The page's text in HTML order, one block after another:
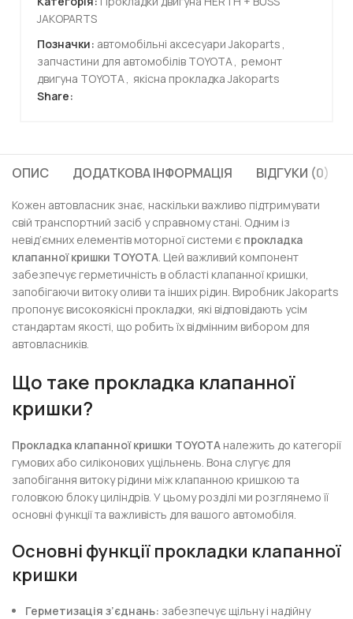
JAKOPARTS
Позначки: автомобільні аксесуари Jakoparts ,
запчастини для автомобілів TOYOTA, ремонт
двигуна TOYOTA, якісна прокладка Jakoparts
Share:
ОПИС ДОДАТКОВА ІНФОРМАЦІЯ ВІДГУКИ (0)
Кожен автовласник знає, наскільки важливо підтримувати
свій транспортний засіб у справному стані. Одним із
невід’ємних елементів моторної системи є прокладка
клапанної кришки TOYOTA. Цей важливий компонент
забезпечує герметичність в області клапанної кришки,
запобігаючи витоку оливи та інших рідин. Виробник Jakoparts
пропонує високоякісні прокладки, які відповідають усім
стандартам якості, що робить їх відмінним вибором для
автовласників.
Що таке прокладка клапанної
кришки?
Прокладка клапанної кришки TOYOTA належить до категорії
гумових або силіконових ущільнень. Вона слугує для
запобігання витоку рідини між клапанною кришкою та
головкою блоку циліндрів. У цьому розділі ми розглянемо її
основні функції та важливість для вашого автомобіля.
Основні функції прокладки клапанної
кришки
Герметизація з’єднань: забезпечує щільну і надійну